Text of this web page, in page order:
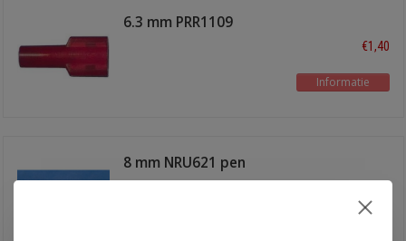
6.3 mm PRR1109
€1,40
Informatie
8 mm NRU621 pen
€1,60